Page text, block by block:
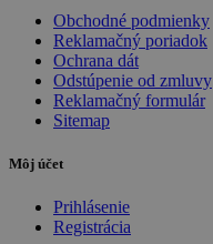
Obchodné podmienky
Reklamačný poriadok
Ochrana dát
Odstúpenie od zmluvy
Reklamačný formulár
Sitemap
Môj účet
Prihlásenie
Registrácia